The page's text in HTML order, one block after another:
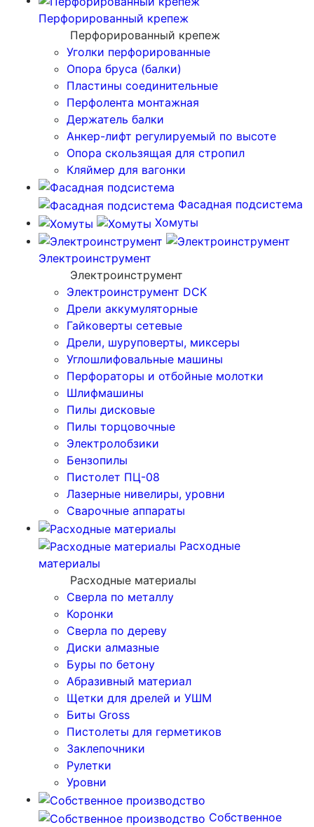
Перфорированный крепеж
Перфорированный крепеж
Уголки перфорированные
Опора бруса (балки)
Пластины соединительные
Перфолента монтажная
Держатель балки
Анкер-лифт регулируемый по высоте
Опора скользящая для стропил
Кляймер для вагонки
Фасадная подсистема
Хомуты
Электроинструмент
Электроинструмент
Электроинструмент DCK
Дрели аккумуляторные
Гайковерты сетевые
Дрели, шуруповерты, миксеры
Углошлифовальные машины
Перфораторы и отбойные молотки
Шлифмашины
Пилы дисковые
Пилы торцовочные
Электролобзики
Бензопилы
Пистолет ПЦ-08
Лазерные нивелиры, уровни
Сварочные аппараты
Расходные
материалы
Расходные материалы
Сверла по металлу
Коронки
Сверла по дереву
Диски алмазные
Буры по бетону
Абразивный материал
Щетки для дрелей и УШМ
Биты Gross
Пистолеты для герметиков
Заклепочники
Рулетки
Уровни
Собственное